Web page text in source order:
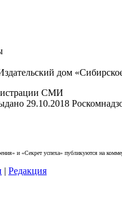
дом
СМИ
29.10.2018
и «Секрет успеха» публикуются на
| Редакция